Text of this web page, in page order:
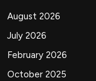
August 2026
July 2026
February 2026
October 2025